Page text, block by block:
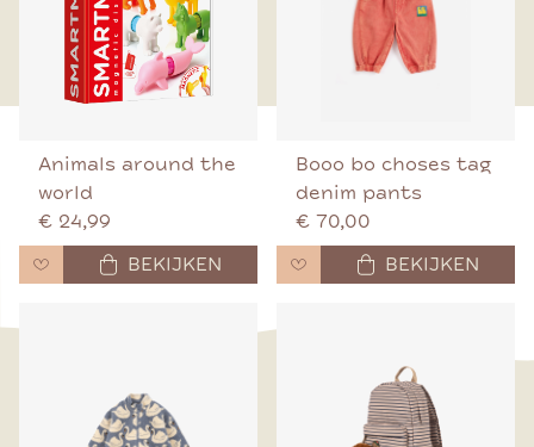
Animals around the
world
€ 24,99
BEKIJKEN
Booo bo choses tag
denim pants
€ 70,00
BEKIJKEN